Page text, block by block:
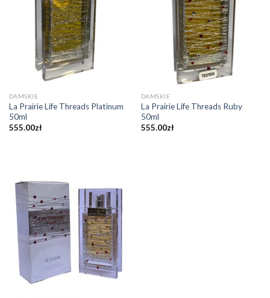
DAMSKIE
La Prairie Life Threads Platinum
50ml
555.00zł
DAMSKIE
La Prairie Life Threads Ruby
50ml
555.00zł